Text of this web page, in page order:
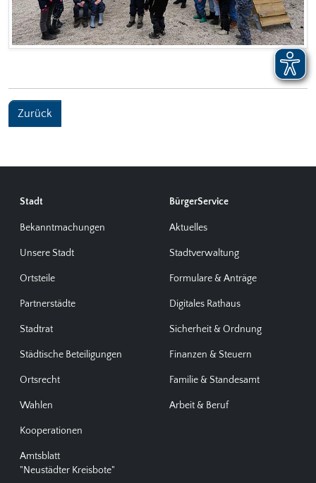
Zurück
Stadt
Bekanntmachungen
Unsere Stadt
Ortsteile
Partnerstädte
Stadtrat
Städtische Beteiligungen
Ortsrecht
Wahlen
Kooperationen
Amtsblatt
"Neustädter Kreisbote"
BürgerService
Aktuelles
Stadtverwaltung
Formulare & Anträge
Digitales Rathaus
Sicherheit & Ordnung
Finanzen & Steuern
Familie & Standesamt
Arbeit & Beruf